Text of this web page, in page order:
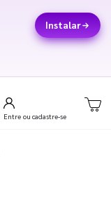
Instalar
Entre ou cadastre-se